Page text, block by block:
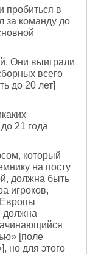
пробиться в
за команду до
Они выиграли
всего
до 20 лет]
21 года
который
на посту
должна быть
игроков,
Европы
должна
[поле
но для этого